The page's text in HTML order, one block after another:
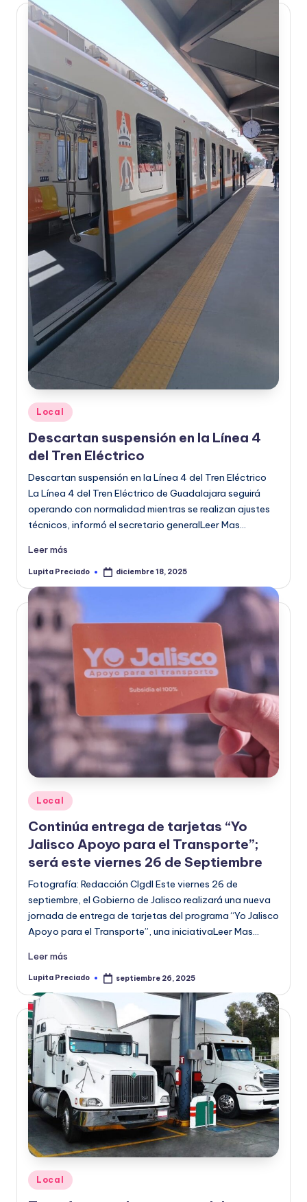
Publicado
en
Local
Descartan suspensión en la Línea 4
del Tren Eléctrico
Descartan suspensión en la Línea 4 del Tren Eléctrico
La Línea 4 del Tren Eléctrico de Guadalajara seguirá
operando con normalidad mientras se realizan ajustes
técnicos, informó el secretario generalLeer Mas…
Leer más
Publicado
Lupita Preciado diciembre 18, 2025
Publicado
en
Local
Continúa entrega de tarjetas “Yo
Jalisco Apoyo para el Transporte”;
será este viernes 26 de Septiembre
Fotografía: Redacción CIgdl Este viernes 26 de
septiembre, el Gobierno de Jalisco realizará una nueva
jornada de entrega de tarjetas del programa “Yo Jalisco
Apoyo para el Transporte”, una iniciativaLeer Mas…
Leer más
Publicado
Lupita Preciado septiembre 26, 2025
Publicado
en
Local